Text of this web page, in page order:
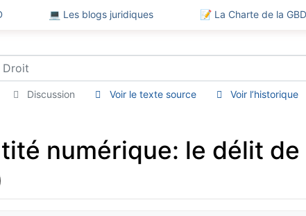
💻 Les blogs juridiques 📝 La Charte de la GBD
Discussion Voir le texte source Voir l’historique
numérique: le délit